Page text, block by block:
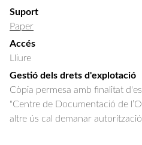
Suport
Paper
Accés
Lliure
Gestió dels drets d'explotació
Còpia permesa amb finalitat
"Centre de Documentació de
altre ús cal demanar autorització.